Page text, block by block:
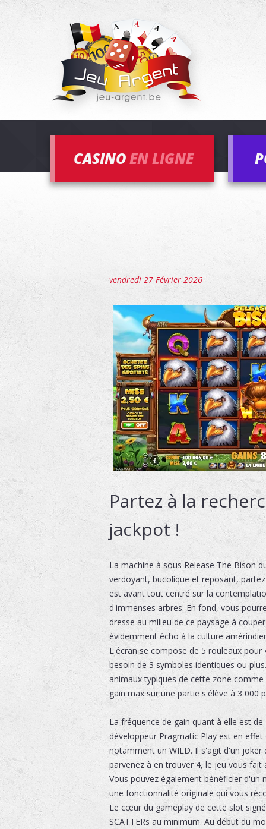
CASINOEN LIGNE
vendredi 27 Février 2026
Partez à la
jackpot !
La machine à sous Release The Bison
verdoyant, bucolique et reposant,
est avant tout centré sur la
d'immenses arbres. En fond, vous
dresse au milieu de ce paysage à
évidemment écho à la culture
L'écran se compose de 5 rouleaux
besoin de 3 symboles identiques ou
animaux typiques de cette zone
gain max sur une partie s'élève à 3 000
La fréquence de gain quant à elle est
développeur Pragmatic Play est en
notamment un WILD. Il s'agit d'un
parvenez à en trouver 4, le jeu vous
Vous pouvez également bénéficier d'un
une fonctionnalité originale qui vous
Le cœur du gameplay de cette slot
SCATTERs au minimum. Au début du